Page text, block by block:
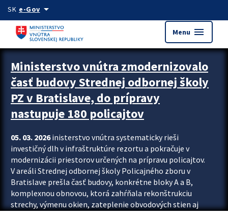
Preskocit na hlavný obsah
SK e-Govarrow_drop_down
Menu menu
Ministerstvo vnútra zmodernizovalo
časť budovy Strednej odbornej školy
PZ v Bratislave, do prípravy
nastupuje 180 policajtov
05. 03. 2026inisterstvo vnútra systematicky rieši
investičný dlh v infraštruktúre rezortu a pokračuje v
modernizácii priestorov určených na prípravu policajtov.
V areáli Strednej odbornej školy Policajného zboru v
Bratislave prešla časť budovy, konkrétne bloky A a B,
komplexnou obnovou, ktorá zahŕňala rekonštrukciu
strechy, výmenu okien, zateplenie obvodových stien aj